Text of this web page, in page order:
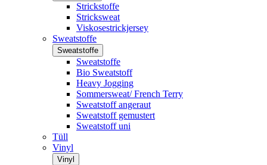
Strickstoffe
Stricksweat
Viskosestrickjersey
Sweatstoffe
Sweatstoffe
Sweatstoffe
Bio Sweatstoff
Heavy Jogging
Sommersweat/ French Terry
Sweatstoff angeraut
Sweatstoff gemustert
Sweatstoff uni
Tüll
Vinyl
Vinyl